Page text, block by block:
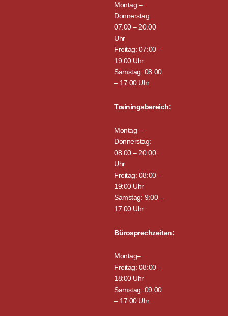
Montag –
Donnerstag:
07:00 – 20:00
Uhr
Freitag: 07:00 –
19:00 Uhr
Samstag: 08:00
– 17:00 Uhr
Trainingsbereich:
Montag –
Donnerstag:
08:00 – 20:00
Uhr
Freitag: 08:00 –
19:00 Uhr
Samstag: 9:00 –
17:00 Uhr
Bürosprechzeiten:
Montag–
Freitag: 08:00 –
18:00 Uhr
Samstag: 09:00
– 17:00 Uhr